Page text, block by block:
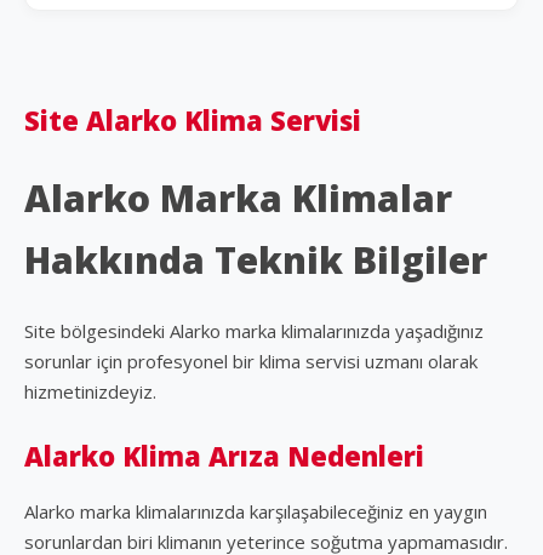
Site Alarko Klima Servisi
Alarko Marka Klimalar
Hakkında Teknik Bilgiler
Site bölgesindeki Alarko marka klimalarınızda yaşadığınız
sorunlar için profesyonel bir klima servisi uzmanı olarak
hizmetinizdeyiz.
Alarko Klima Arıza Nedenleri
Alarko marka klimalarınızda karşılaşabileceğiniz en yaygın
sorunlardan biri klimanın yeterince soğutma yapmamasıdır.